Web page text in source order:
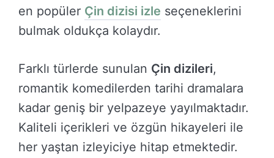
en popüler Çin dizisi izle seçeneklerini
bulmak oldukça kolaydır.
Farklı türlerde sunulan Çin dizileri,
romantik komedilerden tarihi dramalara
kadar geniş bir yelpazeye yayılmaktadır.
Kaliteli içerikleri ve özgün hikayeleri ile
her yaştan izleyiciye hitap etmektedir.